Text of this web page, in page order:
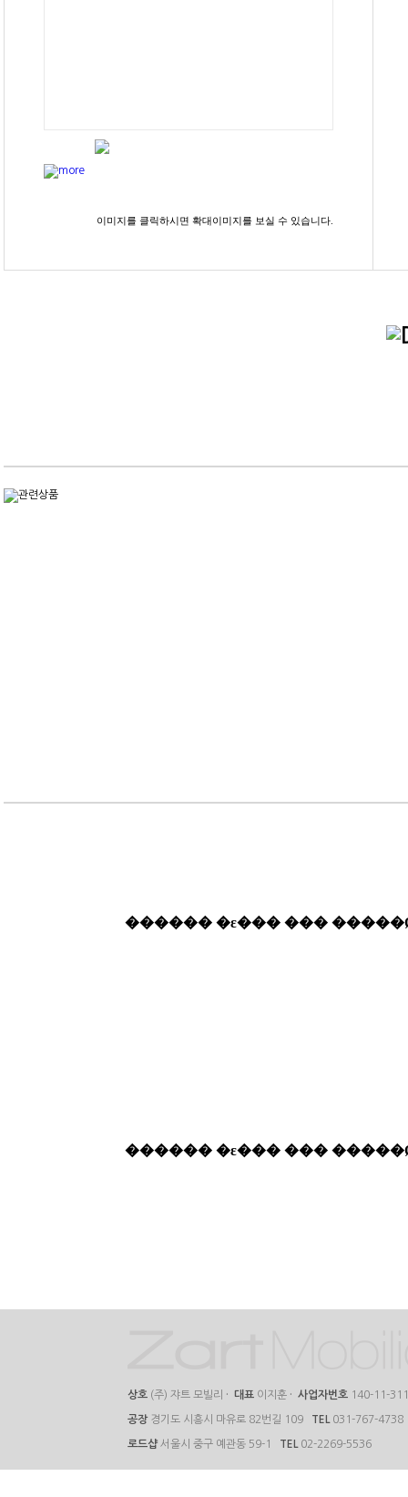
이미지를 클릭하시면 확대이미지를 보실 수 있습니다.
상호 (주) 쟈트 모빌리 · 대표 이지훈 · 사업자번호 140-11-
공장 경기도 시흥시 마유로 82번길 109 TEL 031-767-4738
로드샵 서울시 중구 예관동 59-1 TEL 02-2269-5536